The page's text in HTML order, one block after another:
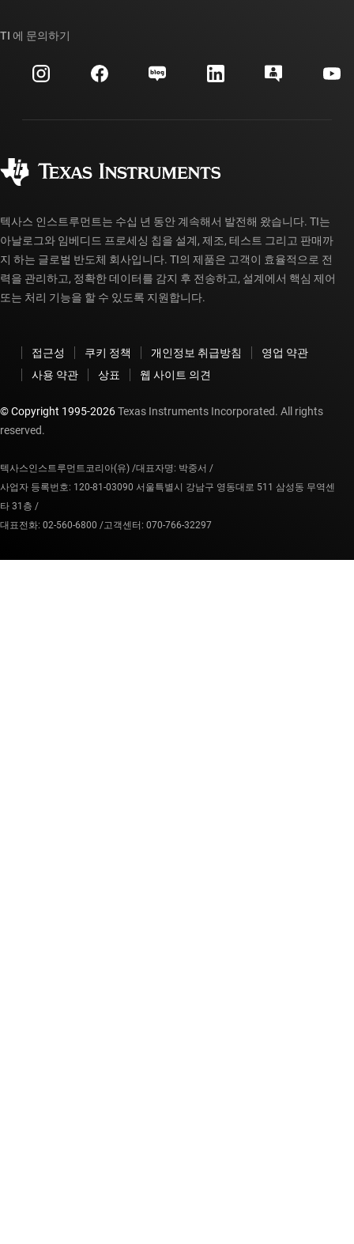
투자 관계
제조
대체품 검색
고객 지원 센터
myTI 계정 FAQ
주문 FAQ
TI 에 문의하기
텍사스 인스트루먼트는 수십 년 동안 계속해서 발전해 왔습니다. TI는
아날로그와 임베디드 프로세싱 칩을 설계, 제조, 테스트 그리고 판매까
지 하는 글로벌 반도체 회사입니다. TI의 제품은 고객이 효율적으로 전
력을 관리하고, 정확한 데이터를 감지 후 전송하고, 설계에서 핵심 제어
또는 처리 기능을 할 수 있도록 지원합니다.
접근성 쿠키 정책 개인정보 취급방침
영업 약관
사용 약관
상표 웹 사이트 의견
© Copyright 1995-2026Texas Instruments Incorporated. All rights
reserved.
텍사스인스트루먼트코리아(유) /대표자명: 박중서 /
사업자 등록번호: 120-81-03090 서울특별시 강남구 영동대로 511 삼성동 무역센
타 31층 /
대표전화: 02-560-6800 /고객센터: 070-766-32297